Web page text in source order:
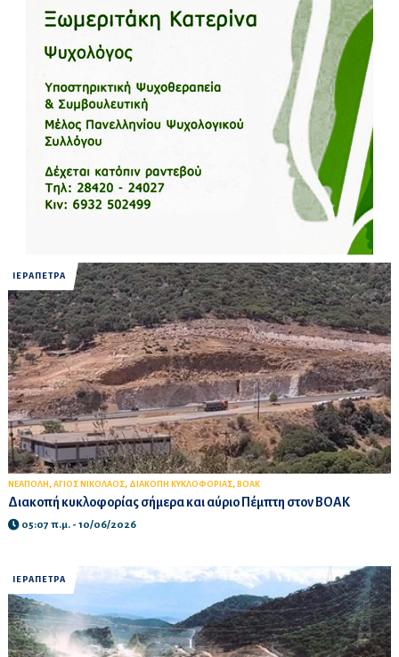
ΙΕΡΑΠΕΤΡΑ
ΝΕΑΠΟΛΗ , ΑΓΙΟΣ ΝΙΚΟΛΑΟΣ, ΔΙΑΚΟΠΗ ΚΥΚΛΟΦΟΡΙΑΣ, BOAK
Διακοπή κυκλοφορίας σήμερα και αύριο Πέμπτη στον ΒΟΑΚ
05:07 π.μ. - 10/06/2026
ΙΕΡΑΠΕΤΡΑ